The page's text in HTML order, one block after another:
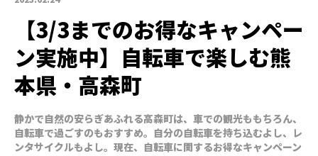
【3/3までのお得なキャンペー
ン実施中】自転車で楽しむ熊
本県・高森町
静かで自然の安らぎあふれる高森町は、車での観光ももちろん、
自転車で過ごすのもおすすめ。自分の自転車を持ち込むよし、レ
ンタサイクルもよし。現在、自転車に関するお得なキャンペーン